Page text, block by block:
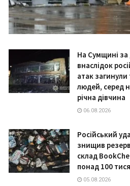
На Сумщині за
внаслідок
атак загинули
людей, серед
річна дівчина
06.08.2026
Російський
знищив
склад
понад 100
05.08.2026